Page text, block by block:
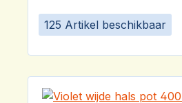
125 Artikel beschikbaar